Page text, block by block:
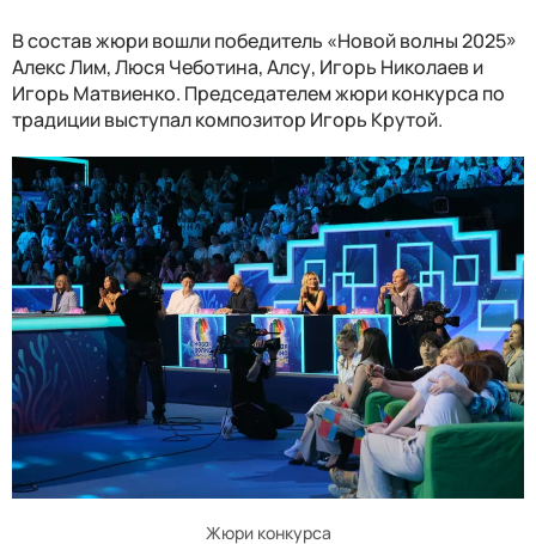
В состав жюри вошли победитель «Новой волны 2025»
Алекс Лим, Люся Чеботина, Алсу, Игорь Николаев и
Игорь Матвиенко. Председателем жюри конкурса по
традиции выступал композитор Игорь Крутой.
Жюри конкурса